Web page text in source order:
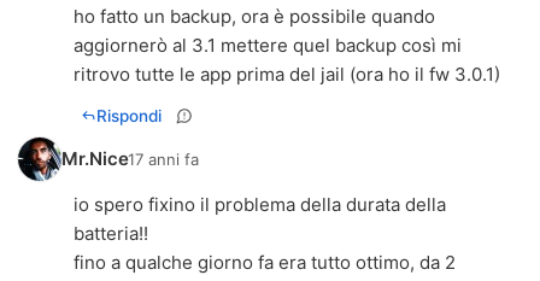
ho fatto un backup, ora è possibile quando
aggiornerò al 3.1 mettere quel backup così mi
ritrovo tutte le app prima del jail (ora ho il fw 3.0.1)
Rispondi
Mr.Nice17 anni fa
io spero fixino il problema della durata della
batteria!!
fino a qualche giorno fa era tutto ottimo, da 2